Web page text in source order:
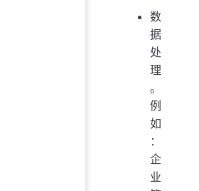
数
据
处
理
。
例
如
：
企
业